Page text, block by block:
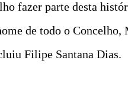
fazer parte desta
de todo o Concelho,
Filipe Santana Dias.